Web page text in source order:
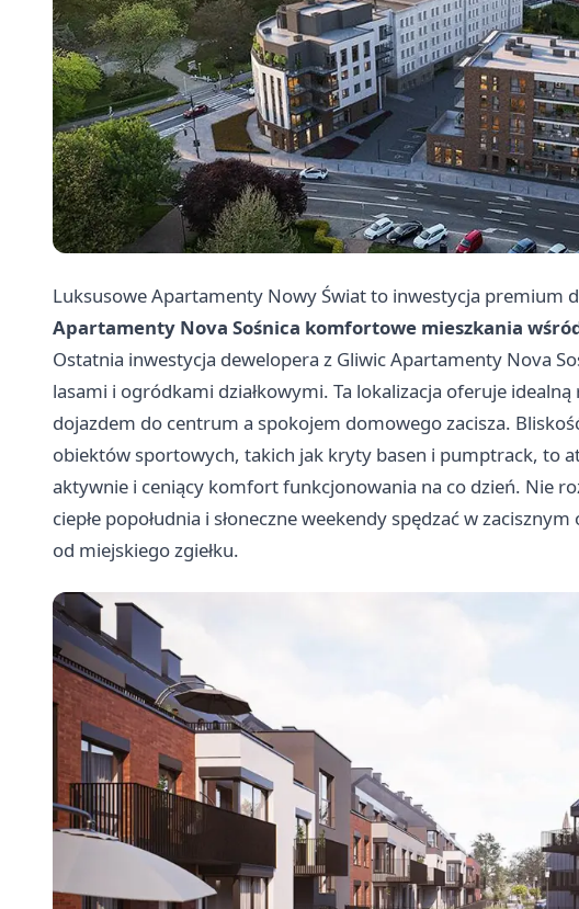
Luksusowe Apartamenty Nowy Świat to inwestycja premium
Apartamenty Nova Sośnica komfortowe mieszkania
Ostatnia inwestycja dewelopera z Gliwic Apartamenty Nova
lasami i ogródkami działkowymi. Ta lokalizacja oferuje
dojazdem do centrum a spokojem domowego zacisza.
obiektów sportowych, takich jak kryty basen i pumptrack, to
aktywnie i ceniący komfort funkcjonowania na co dzień. Nie
ciepłe popołudnia i słoneczne weekendy spędzać w
od miejskiego zgiełku.